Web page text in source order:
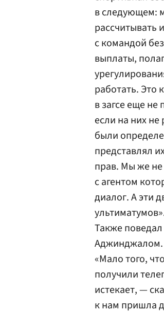
в следующем:
рассчитывать
с командой
выплаты,
работать. Это
в загсе еще
если на них
были
представлял
прав. Мы же
с агентом
диалог. А эти
Также
Аджинджалом.
«Мало того,
получили
истекает, —
к нам пришла